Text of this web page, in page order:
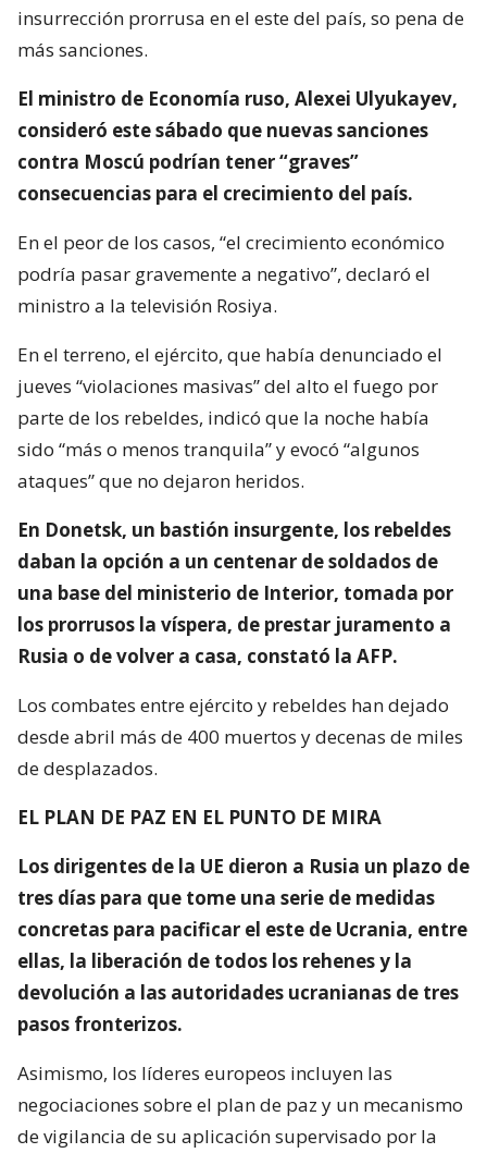
insurrección prorrusa en el este del país, so pena de
más sanciones.
El ministro de Economía ruso, Alexei Ulyukayev,
consideró este sábado que nuevas sanciones
contra Moscú podrían tener “graves”
consecuencias para el crecimiento del país.
En el peor de los casos, “el crecimiento económico
podría pasar gravemente a negativo”, declaró el
ministro a la televisión Rosiya.
En el terreno, el ejército, que había denunciado el
jueves “violaciones masivas” del alto el fuego por
parte de los rebeldes, indicó que la noche había
sido “más o menos tranquila” y evocó “algunos
ataques” que no dejaron heridos.
En Donetsk, un bastión insurgente, los rebeldes
daban la opción a un centenar de soldados de
una base del ministerio de Interior, tomada por
los prorrusos la víspera, de prestar juramento a
Rusia o de volver a casa, constató la AFP.
Los combates entre ejército y rebeldes han dejado
desde abril más de 400 muertos y decenas de miles
de desplazados.
EL PLAN DE PAZ EN EL PUNTO DE MIRA
Los dirigentes de la UE dieron a Rusia un plazo de
tres días para que tome una serie de medidas
concretas para pacificar el este de Ucrania, entre
ellas, la liberación de todos los rehenes y la
devolución a las autoridades ucranianas de tres
pasos fronterizos.
Asimismo, los líderes europeos incluyen las
negociaciones sobre el plan de paz y un mecanismo
de vigilancia de su aplicación supervisado por la